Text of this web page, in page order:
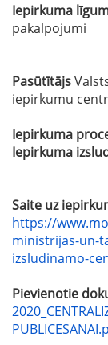
Iepirkuma
pakalpojumi
Pasūtītājs
iepirkumu
Iepirkuma
Iepirkuma
Saite uz
https://
ministrijas-un-
izsludinamo-
Pievienotie